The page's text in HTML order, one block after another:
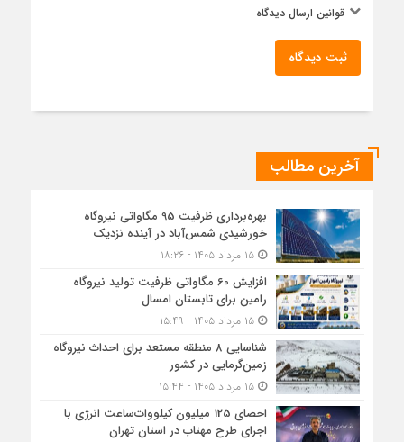
قوانین ارسال دیدگاه
ثبت دیدگاه
آخرین مطالب
بهره‌برداری ظرفیت 95 مگاواتی نیروگاه
خورشیدی شمس‌آباد در آینده نزدیک
۱۵ مرداد ۱۴۰۵ - ۱۸:۲۶
افزایش 60 مگاواتی ظرفیت تولید نیروگاه
رامین برای تابستان امسال
۱۵ مرداد ۱۴۰۵ - ۱۵:۴۹
شناسایی 8 منطقه مستعد برای احداث نیروگاه
زمین‌گرمایی در کشور
۱۵ مرداد ۱۴۰۵ - ۱۵:۴۴
احصای 125 میلیون کیلووات‌ساعت انرژی با
اجرای طرح مهتاب در استان تهران